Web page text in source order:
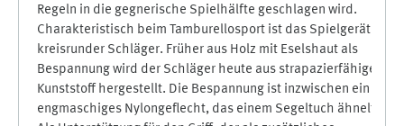
Regeln in die gegnerische Spielhälfte geschlagen wird.
Charakteristisch beim Tamburellosport ist das Spielgerät, ein
kreisrunder Schläger. Früher aus Holz mit Eselshaut als
Bespannung wird der Schläger heute aus strapazierfähigen
Kunststoff hergestellt. Die Bespannung ist inzwischen ein
engmaschiges Nylongeflecht, das einem Segeltuch ähnelt.